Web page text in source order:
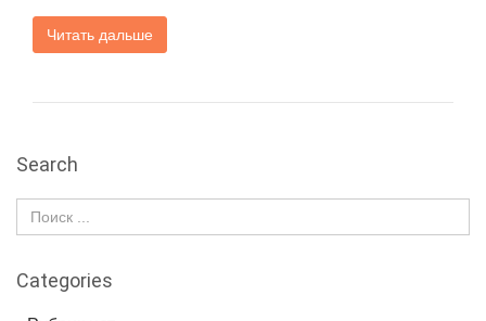
Читать дальше
Search
Categories